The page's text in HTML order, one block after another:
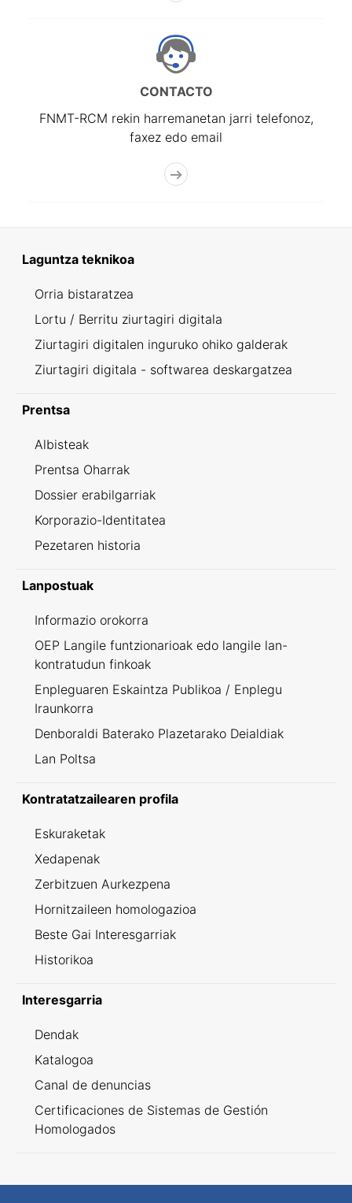
CONTACTO
FNMT-RCM rekin harremanetan jarri telefonoz,
faxez edo email
Laguntza teknikoa
Orria bistaratzea
Lortu / Berritu ziurtagiri digitala
Ziurtagiri digitalen inguruko ohiko galderak
Ziurtagiri digitala - softwarea deskargatzea
Prentsa
Albisteak
Prentsa Oharrak
Dossier erabilgarriak
Korporazio-Identitatea
Pezetaren historia
Lanpostuak
Informazio orokorra
OEP Langile funtzionarioak edo langile lan-
kontratudun finkoak
Enpleguaren Eskaintza Publikoa / Enplegu
Iraunkorra
Denboraldi Baterako Plazetarako Deialdiak
Lan Poltsa
Kontratatzailearen profila
Eskuraketak
Xedapenak
Zerbitzuen Aurkezpena
Hornitzaileen homologazioa
Beste Gai Interesgarriak
Historikoa
Interesgarria
Dendak
Katalogoa
Canal de denuncias
Certificaciones de Sistemas de Gestión
Homologados